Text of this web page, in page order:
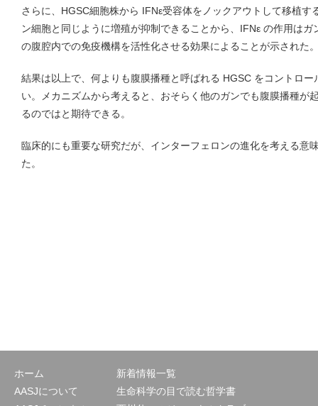
さらに、HGSC細胞株から IFNε受容体をノックアウトして移植す
ン細胞と同じように増殖が抑制できることから、IFNε の作用は
の腹腔内での免疫機構を活性化させる効果によることが示された
結果は以上で、何よりも腹膜播種と呼ばれる HGSC をコントロ
い。メカニズムから考えると、おそらく他のガンでも腹膜播種が
るのではと期待できる。
臨床的にも重要な研究だが、インターフェロンの進化を考える意
た。
ホーム
AASJについて
新着情報一覧
生命科学の目で読む哲学書